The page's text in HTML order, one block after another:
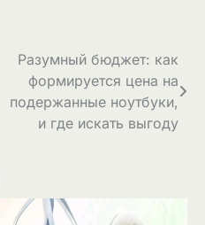
Разумный бюджет: как
формируется цена на
подержанные ноутбуки,
и где искать выгоду